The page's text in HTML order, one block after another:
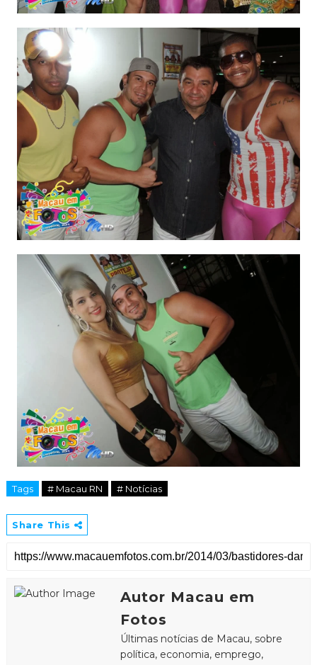
Tags # Macau RN # Notícias
Share This
Autor Macau em
Fotos
Últimas notícias de Macau, sobre
política, economia, emprego,